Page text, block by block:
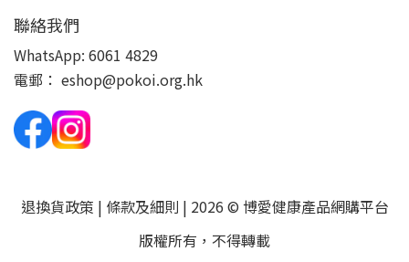
聯絡我們
WhatsApp: 6061 4829
電郵： eshop@pokoi.org.hk
退換貨政策 | 條款及細則 | 2026 © 博愛健康產品網購平台
版權所有，不得轉載